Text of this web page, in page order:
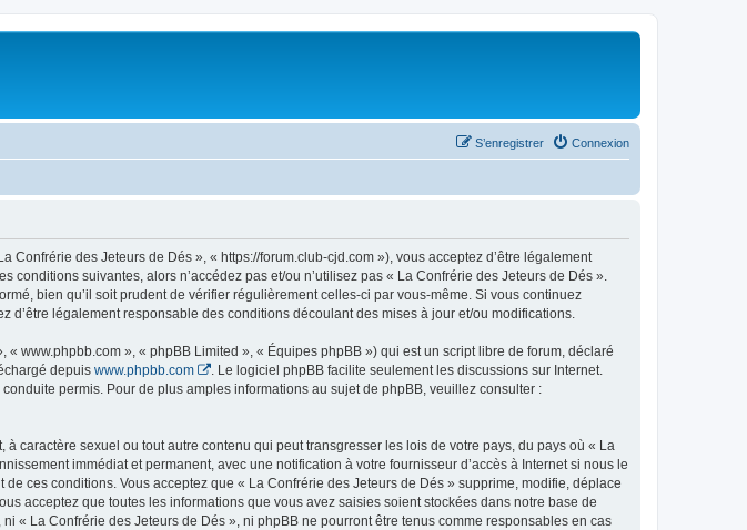
Connexion
S’enregistrer
des Jeteurs de Dés », « https://forum.club-cjd.com »), vous acceptez d’être légalement
suivantes, alors n’accédez pas et/ou n’utilisez pas « La Confrérie des Jeteurs de Dés ».
bien qu’il soit prudent de vérifier régulièrement celles-ci par vous-même. Si vous continuez
légalement responsable des conditions découlant des mises à jour et/ou modifications.
www.phpbb.com », « phpBB Limited », « Équipes phpBB ») qui est un script libre de forum, déclaré
depuis www.phpbb.com
. Le logiciel phpBB facilite seulement les discussions sur Internet.
permis. Pour de plus amples informations au sujet de phpBB, veuillez consulter :
caractère sexuel ou tout autre contenu qui peut transgresser les lois de votre pays, du pays où « La
immédiat et permanent, avec une notification à votre fournisseur d’accès à Internet si nous le
ces conditions. Vous acceptez que « La Confrérie des Jeteurs de Dés » supprime, modifie, déplace
acceptez que toutes les informations que vous avez saisies soient stockées dans notre base de
« La Confrérie des Jeteurs de Dés », ni phpBB ne pourront être tenus comme responsables en cas